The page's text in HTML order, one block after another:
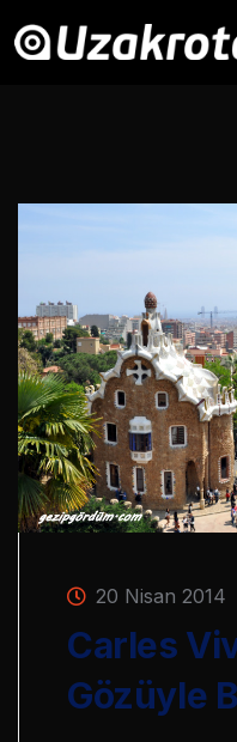
20 Nisan 2014
Carles
Gözüyle